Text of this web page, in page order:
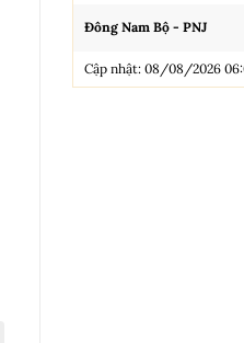
Đông Nam Bộ - PNJ
Cập nhật: 08/08/2026